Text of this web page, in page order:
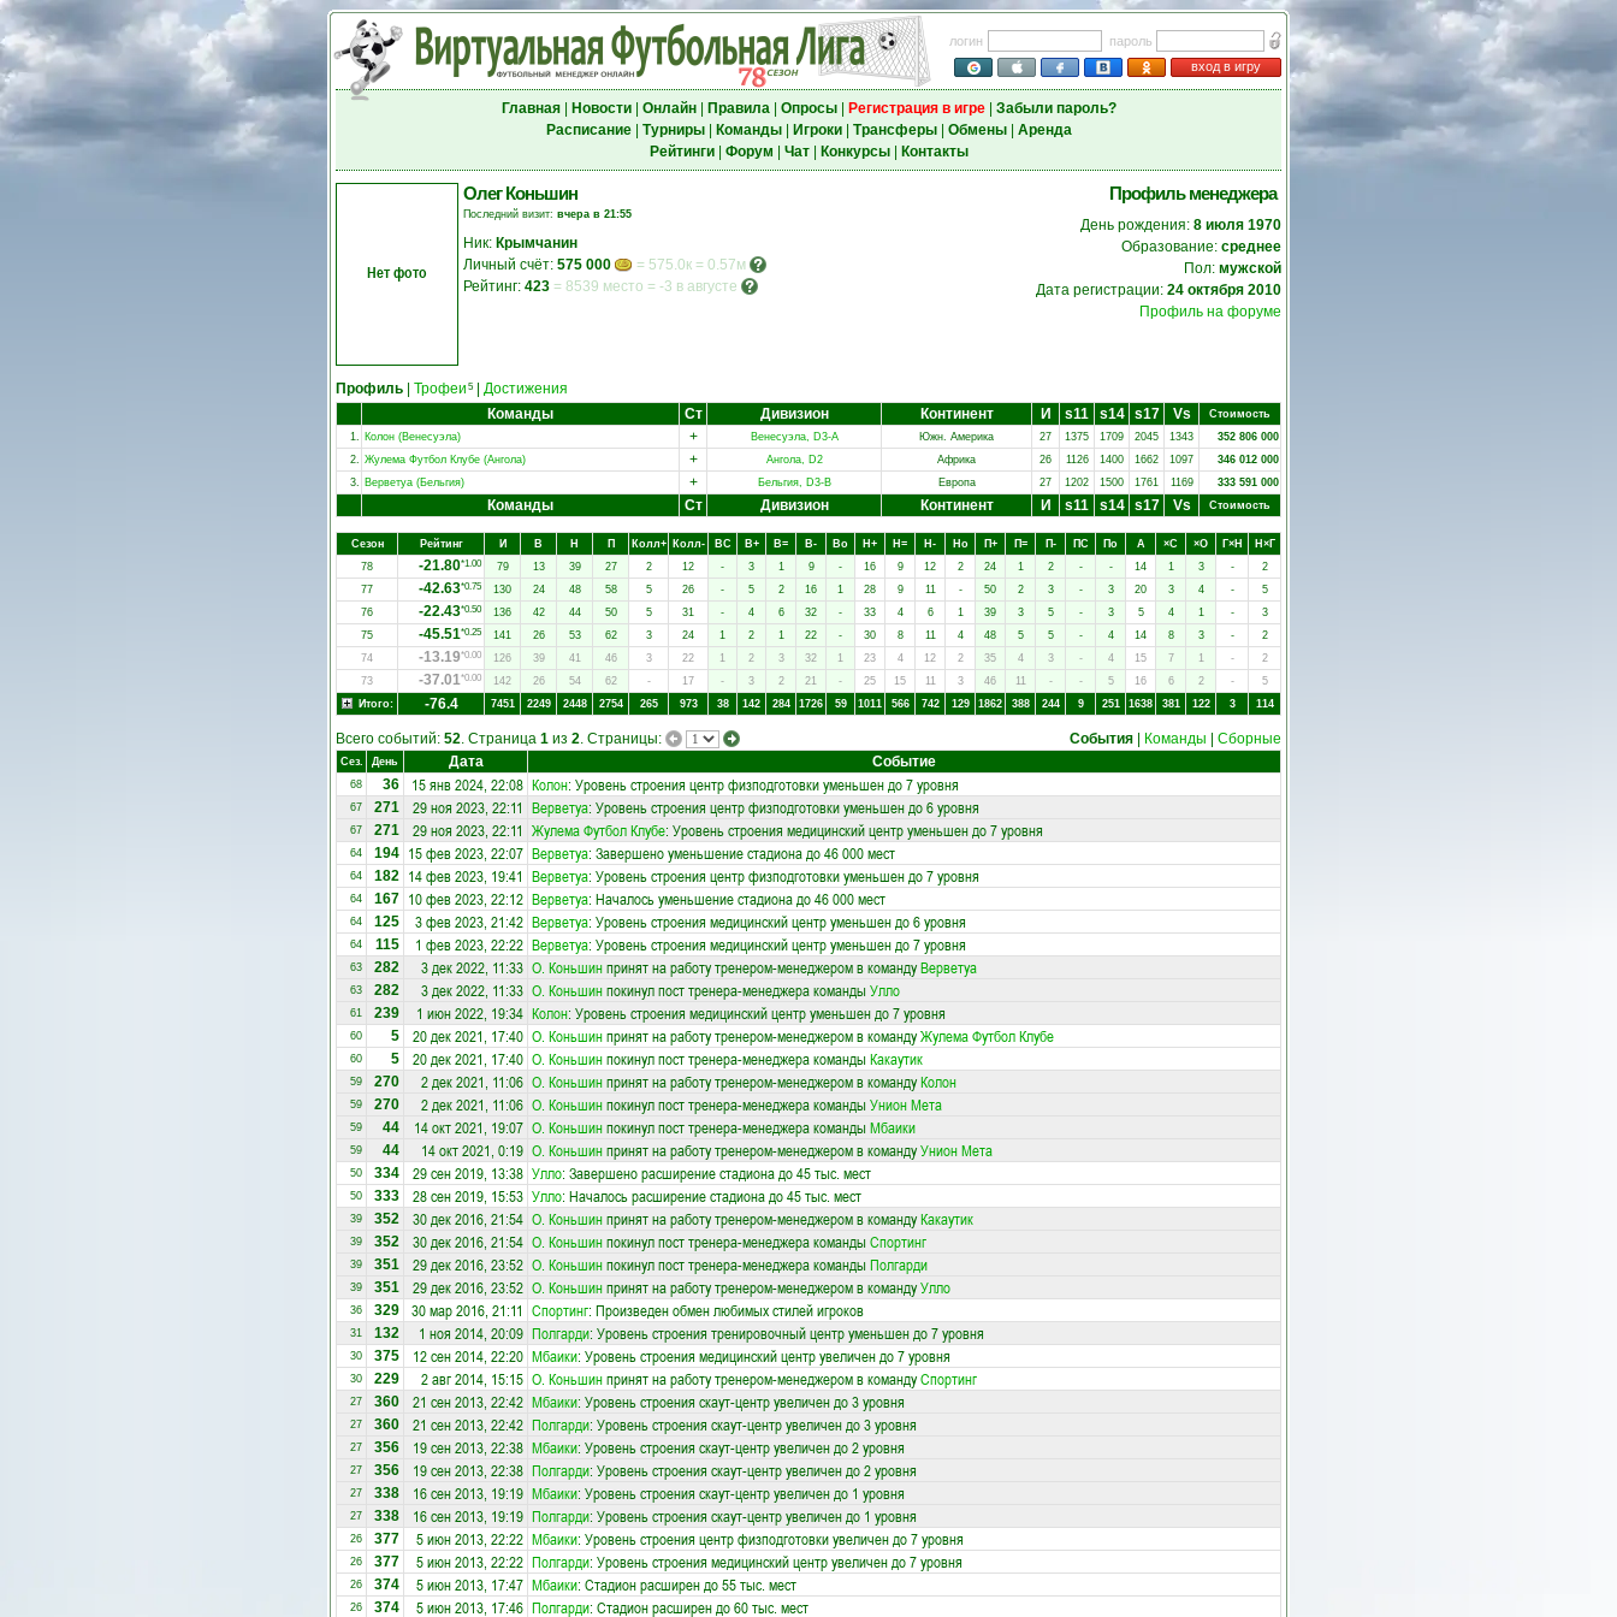
логин
пароль
вход в игру
Главная| Новости| Онлайн| Правила| Опросы| Регистрация в игре| Забыли пароль?
Расписание| Турниры| Команды| Игроки| Трансферы| Обмены| Аренда
Рейтинги| Форум Чат| Конкурсы| Контакты
Нет фото
Олег Коньшин
Последний визит: вчера в 21:55
Ник: Крымчанин
Личный счёт: 575 000
= 575.0к = 0.57м
Рейтинг: 423 = 8539 место = -3 в августе
Профиль менеджера
День рождения: 8 июля 1970
Образование: среднее
Пол: мужской
Дата регистрации: 24 октября 2010
Профиль на форуме
Профиль Трофеи 5
Достижения
Команды
Ст Дивизион Континент И s11 s14 s17 Vs
Стоимость
1. Колон (Венесуэла) + Венесуэла, D3-A Южн. Америка 27 1375 1709 2045 1343
352 806 000
2. Жулема Футбол Клубе (Ангола) + Ангола, D2 Африка 26 1126 1400 1662 1097
346 012 000
3. Верветуа (Бельгия) + Бельгия, D3-B Европа 27 1202 1500 1761 1169 333 591 000
Команды Ст Дивизион Континент И s11 s14 s17 Vs Стоимость
Сезон Рейтинг И В Н П Колл+ Колл- ВC В+ В= В- Вo Н+ Н= Н- Нo П+ П= П- ПC Пo А ×C ×O Г×Н
Н×Г
78
-21.80*1.00 79 13 39 27 2 12 - 3 1 9 - 16 9 12 2 24 1 2 - - 14 1 3 -
2
77
-42.63*0.75 130 24 48 58 5 26 - 5 2 16 1 28 9 11 - 50 2 3 - 3 20 3 4 -
5
76
-22.43*0.50 136 42 44 50 5 31 - 4 6 32 - 33 4 6 1 39 3 5 - 3 5 4 1 -
3
75
-45.51*0.25 141 26 53 62 3 24 1 2 1 22 - 30 8 11 4 48 5 5 - 4 14 8 3 -
2
74
-13.19*0.00 126 39 41 46 3 22 1 2 3 32 1 23 4 12 2 35 4 3 - 4 15 7 1 -
2
73
-37.01*0.00 142 26 54 62 - 17 - 3 2 21 - 25 15 11 3 46 11 - - 5 16 6 2 -
5
Итого:
-76.4 7451 2249 2448 2754 265 973 38 142 284 1726 59 1011 566 742 129 1862 388 244 9 251 1638 381 122 3 114
Всего событий: 52. Страница 1 из 2. Страницы: События Команды Сборные
Сез. День Дата Событие
68 36 15 янв 2024, 22:08 Колон: Уровень строения центр физподготовки уменьшен до 7 уровня
67 271 29 ноя 2023, 22:11 Верветуа: Уровень строения центр физподготовки уменьшен до 6 уровня
67 271 29 ноя 2023, 22:11 Жулема Футбол Клубе: Уровень строения медицинский центр уменьшен до 7 уровня
64 194 15 фев 2023, 22:07 Верветуа: Завершено уменьшение стадиона до 46 000 мест
64 182 14 фев 2023, 19:41 Верветуа: Уровень строения центр физподготовки уменьшен до 7 уровня
64 167 10 фев 2023, 22:12 Верветуа: Началось уменьшение стадиона до 46 000 мест
64 125 3 фев 2023, 21:42 Верветуа: Уровень строения медицинский центр уменьшен до 6 уровня
64 115 1 фев 2023, 22:22 Верветуа: Уровень строения медицинский центр уменьшен до 7 уровня
63 282 3 дек 2022, 11:33 О. Коньшинпринят на работу тренером-менеджером в командуВерветуа
63 282 3 дек 2022, 11:33 О. Коньшинпокинул пост тренера-менеджера команды Улло
61 239 1 июн 2022, 19:34 Колон: Уровень строения медицинский центр уменьшен до 7 уровня
60 5 20 дек 2021, 17:40 О. Коньшинпринят на работу тренером-менеджером в командуЖулема Футбол Клубе
60 5 20 дек 2021, 17:40 О. Коньшинпокинул пост тренера-менеджера командыКакаутик
59 270 2 дек 2021, 11:06 О. Коньшинпринят на работу тренером-менеджером в командуКолон
59 270 2 дек 2021, 11:06 О. Коньшинпокинул пост тренера-менеджера команды Унион Мета
59 44 14 окт 2021, 19:07 О. Коньшинпокинул пост тренера-менеджера команды Мбаики
59 44 14 окт 2021, 0:19 О. Коньшинпринят на работу тренером-менеджером в командуУнион Мета
50 334 29 сен 2019, 13:38 Улло: Завершено расширение стадиона до 45 тыс. мест
50 333 28 сен 2019, 15:53 Улло: Началось расширение стадиона до 45 тыс. мест
39 352 30 дек 2016, 21:54 О. Коньшинпринят на работу тренером-менеджером в командуКакаутик
39 352 30 дек 2016, 21:54 О. Коньшинпокинул пост тренера-менеджера команды Спортинг
39 351 29 дек 2016, 23:52 О. Коньшинпокинул пост тренера-менеджера команды Полгарди
39 351 29 дек 2016, 23:52 О. Коньшинпринят на работу тренером-менеджером в командуУлло
36 329 30 мар 2016, 21:11 Спортинг: Произведен обмен любимых стилей игроков
31 132 1 ноя 2014, 20:09 Полгарди: Уровень строения тренировочный центр уменьшен до 7 уровня
30 375 12 сен 2014, 22:20 Мбаики: Уровень строения медицинский центр увеличен до 7 уровня
30 229 2 авг 2014, 15:15 О. Коньшинпринят на работу тренером-менеджером в командуСпортинг
27 360 21 сен 2013, 22:42 Мбаики: Уровень строения скаут-центр увеличен до 3 уровня
27 360 21 сен 2013, 22:42 Полгарди: Уровень строения скаут-центр увеличен до 3 уровня
27 356 19 сен 2013, 22:38 Мбаики: Уровень строения скаут-центр увеличен до 2 уровня
27 356 19 сен 2013, 22:38 Полгарди: Уровень строения скаут-центр увеличен до 2 уровня
27 338 16 сен 2013, 19:19 Мбаики: Уровень строения скаут-центр увеличен до 1 уровня
27 338 16 сен 2013, 19:19 Полгарди: Уровень строения скаут-центр увеличен до 1 уровня
26 377 5 июн 2013, 22:22 Мбаики: Уровень строения центр физподготовки увеличен до 7 уровня
26 377 5 июн 2013, 22:22 Полгарди: Уровень строения медицинский центр увеличен до 7 уровня
26 374 5 июн 2013, 17:47 Мбаики: Стадион расширен до 55 тыс. мест
26 374 5 июн 2013, 17:46 Полгарди: Стадион расширен до 60 тыс. мест